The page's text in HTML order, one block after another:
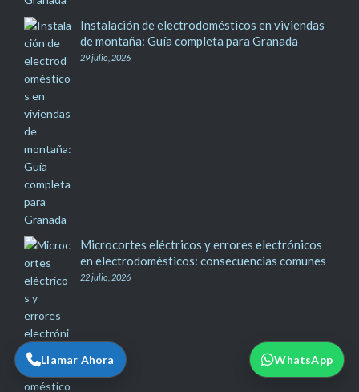
Instalación de electrodomésticos en viviendas
de montaña: Guía completa para Granada
29 julio, 2026
Microcortes eléctricos y errores electrónicos
en electrodomésticos: consecuencias comunes
22 julio, 2026
Llamar Ahora WhatsApp